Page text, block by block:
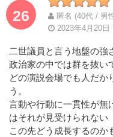
26
匿名 (40代 / 男
2023年4月20日
二世議員と言う地盤の強
政治家の中では群を抜い
どの演説会場でも人だか
う。
言動や行動に一貫性が無
はそれが見受けられない
この先どう成長するのか